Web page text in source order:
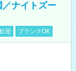
ナイトズー
迎 ブランクOK